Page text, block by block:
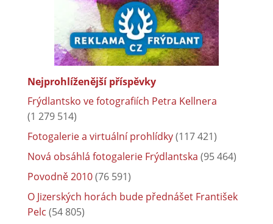
Nejprohlíženější příspěvky
Frýdlantsko ve fotografiích Petra Kellnera
(1 279 514)
Fotogalerie a virtuální prohlídky(117 421)
Nová obsáhlá fotogalerie Frýdlantska (95 464)
Povodně 2010(76 591)
O Jizerských horách bude přednášet František
Pelc (54 805)